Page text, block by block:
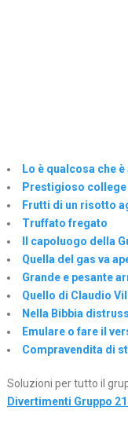
Lo è qualcosa che
Prestigioso college
Frutti di un risotto
Truffato fregato
Il capoluogo della
Quella del gas va
Grande e pesante
Quello di Claudio
Nella Bibbia
Emulare o fare il
Compravendita di
Soluzioni per tutto il
Divertimenti Gruppo